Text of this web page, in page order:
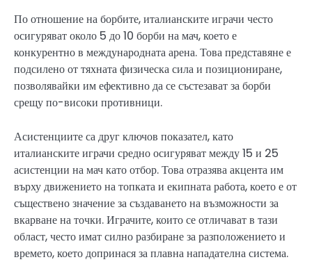
По отношение на борбите, италианските играчи често
осигуряват около 5 до 10 борби на мач, което е
конкурентно в международната арена. Това представяне е
подсилено от тяхната физическа сила и позициониране,
позволявайки им ефективно да се състезават за борби
срещу по-високи противници.
Асистенциите са друг ключов показател, като
италианските играчи средно осигуряват между 15 и 25
асистенции на мач като отбор. Това отразява акцента им
върху движението на топката и екипната работа, което е от
съществено значение за създаването на възможности за
вкарване на точки. Играчите, които се отличават в тази
област, често имат силно разбиране за разположението и
времето, което допринася за плавна нападателна система.